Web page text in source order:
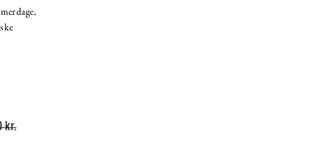
kr.